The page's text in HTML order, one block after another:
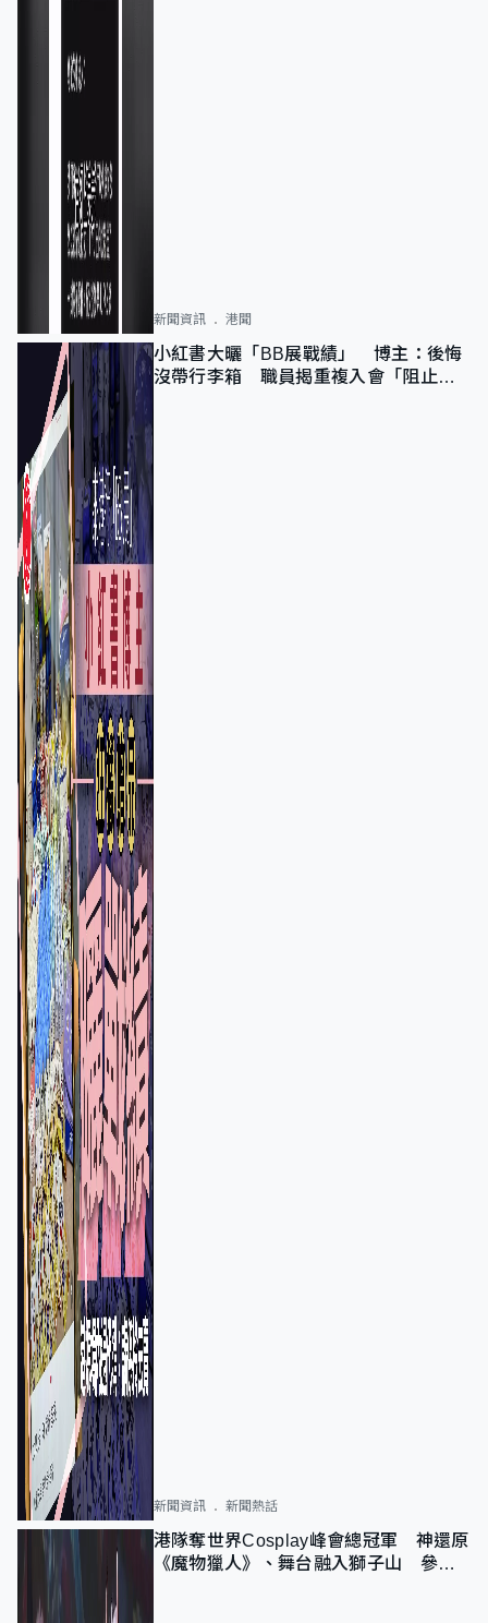
新聞資訊 港聞
小紅書大曬「BB展戰績」 博主：後悔
沒帶行李箱 職員揭重複入會「阻止唔
新聞資訊 新聞熱話
港隊奪世界Cosplay峰會總冠軍 神還原
《魔物獵人》、舞台融入獅子山 參賽